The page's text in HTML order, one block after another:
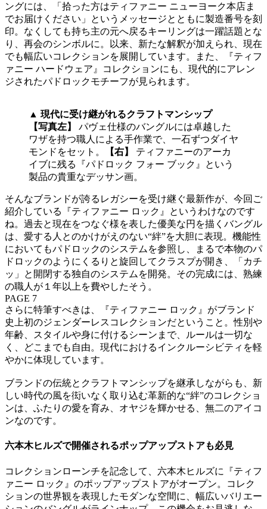
ングには、「拾った方はティファニー ニューヨーク本店ま
でお届けください」というメッセージとともに製造番号を刻
印。なくしても持ち主の元へ戻るキーリングは一躍話題とな
り、再会のシンボルに。以来、新たな解釈が加えられ、現在
でも幅広いコレクションを展開しています。また、『ティフ
ァニー ハードウェア』コレクションにも、現代的にアレン
ジされたパドロックモチーフが見られます。
▲ 現代に受け継がれるクラフトマンシップ
【写真左】
パヴェ仕様のバングルには卓越した
ワザを持つ職人による手作業で、一石ずつダイヤ
モンドをセット。
【右】
ティファニーのアーカ
イブに残る『パドロック フォー ブック』という
製品の貴重なデッサン画。
そんなブランドが誇るレガシーを受け継ぐ最新作が、今回ご
紹介している『ティファニー ロック』というわけなのです
ね。過去と現在をつなぐ様を表した優美な円を描くバングル
は、愛する人とのかけがえのない“絆”を大胆に表現。機能性
においてもパドロックのシステムを参照し、まるで本物のパ
ドロックのようにくるりと旋回してクラスプが開き、「カチ
ッ」と開閉する独自のシステムを開発。その完成には、熟練
の職人が１年以上を費やしたそう。
PAGE 7
さらに特筆すべきは、『ティファニー ロック』がブランド
史上初のジェンダーレスコレクションだということ。性別や
年齢、スタイルや身に付けるシーンまで、ルールは一切な
く、どこまでも自由。現代におけるインクルーシビティを軽
やかに体現しています。
ブランドの伝統とクラフトマンシップを継承しながらも、新
しい時代の風を衒いなく取り込む革新的な“絆”のコレクショ
ンは、ふたりの愛を育み、オヤジを輝かせる、無二のアイコ
ンなのです。
六本木ヒルズで開催されるポップアップストアも必見
コレクションローンチを記念して、六本木ヒルズに『ティフ
ァニー ロック』のポップアップストアがオープン。コレク
ションの世界観を表現したモダンな空間に、幅広いバリエー